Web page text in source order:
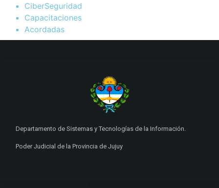
CiberSeguridad
Capacitaciones
Acordadas
Departamento de Sistemas y Tecnologías de la Información.
Poder Judicial de la Provincia de Jujuy